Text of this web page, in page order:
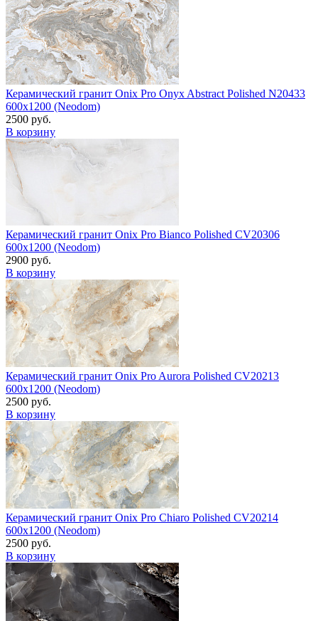
Керамический гранит Onix Pro Onyx Abstract Polished N20433
600x1200 (Neodom)
2500 руб.
В корзину
Керамический гранит Onix Pro Bianco Polished CV20306
600x1200 (Neodom)
2900 руб.
В корзину
Керамический гранит Onix Pro Aurora Polished CV20213
600x1200 (Neodom)
2500 руб.
В корзину
Керамический гранит Onix Pro Chiaro Polished CV20214
600x1200 (Neodom)
2500 руб.
В корзину